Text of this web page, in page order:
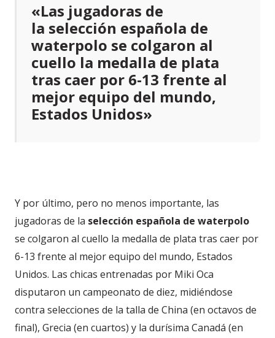
«Las jugadoras de
la selección española de
waterpolo se colgaron al
cuello la medalla de plata
tras caer por 6-13 frente al
mejor equipo del mundo,
Estados Unidos»
Y por último, pero no menos importante, las
jugadoras de la selección española de waterpolo
se colgaron al cuello la medalla de plata tras caer por
6-13 frente al mejor equipo del mundo, Estados
Unidos. Las chicas entrenadas por Miki Oca
disputaron un campeonato de diez, midiéndose
contra selecciones de la talla de China (en octavos de
final), Grecia (en cuartos) y la durísima Canadá (en